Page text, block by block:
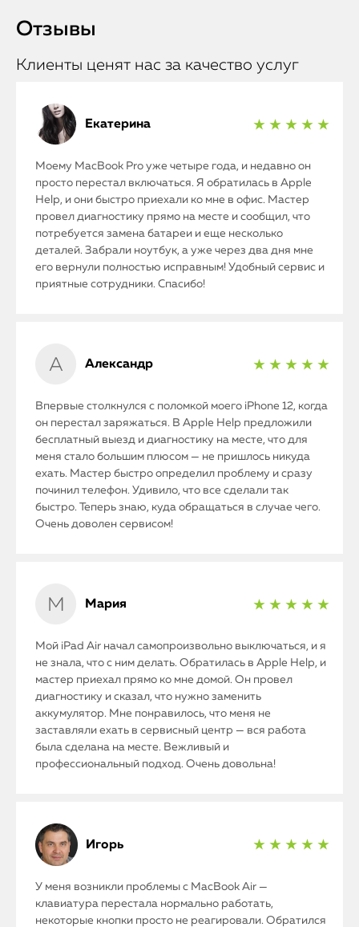
Отзывы
Клиенты ценят нас за качество услуг
Екатерина ★ ★ ★ ★ ★
Моему MacBook Pro уже четыре года, и недавно он
просто перестал включаться. Я обратилась в Apple
Help, и они быстро приехали ко мне в офис. Мастер
провел диагностику прямо на месте и сообщил, что
потребуется замена батареи и еще несколько
деталей. Забрали ноутбук, а уже через два дня мне
его вернули полностью исправным! Удобный сервис и
приятные сотрудники. Спасибо!
Александр ★ ★ ★ ★ ★
Впервые столкнулся с поломкой моего iPhone 12, когда
он перестал заряжаться. В Apple Help предложили
бесплатный выезд и диагностику на месте, что для
меня стало большим плюсом — не пришлось никуда
ехать. Мастер быстро определил проблему и сразу
починил телефон. Удивило, что все сделали так
быстро. Теперь знаю, куда обращаться в случае чего.
Очень доволен сервисом!
Мария ★ ★ ★ ★ ★
Мой iPad Air начал самопроизвольно выключаться, и я
не знала, что с ним делать. Обратилась в Apple Help, и
мастер приехал прямо ко мне домой. Он провел
диагностику и сказал, что нужно заменить
аккумулятор. Мне понравилось, что меня не
заставляли ехать в сервисный центр — вся работа
была сделана на месте. Вежливый и
профессиональный подход. Очень довольна!
Игорь ★ ★ ★ ★ ★
У меня возникли проблемы с MacBook Air —
клавиатура перестала нормально работать,
некоторые кнопки просто не реагировали. Обратился